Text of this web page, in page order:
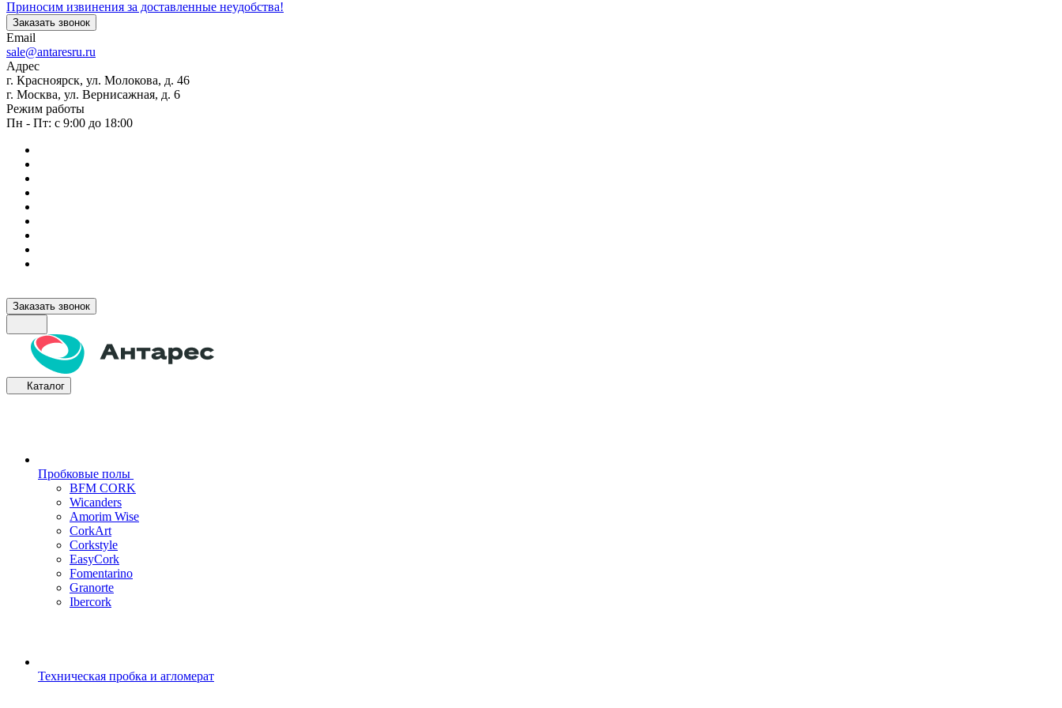
Приносим извинения за доставленные неудобства!
Заказать звонок
Email
sale@antaresru.ru
Адрес
г. Красноярск, ул. Молокова, д. 46
г. Москва, ул. Вернисажная, д. 6
Режим работы
Пн - Пт: с 9:00 до 18:00
Заказать звонок
Каталог
Пробковые полы
BFM CORK
Wicanders
Amorim Wise
CorkArt
Corkstyle
EasyCork
Fomentarino
Granorte
Ibercork
Техническая пробка и агломерат